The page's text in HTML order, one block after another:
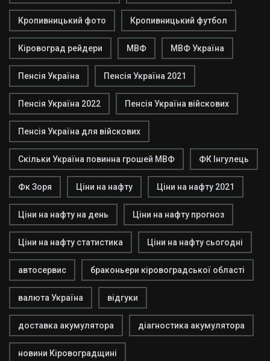
Кропивницький фото Кропивницький футбол
Кіровоград рейдери МВФ МВФ Україна
Пенсія Україна Пенсія Україна 2021
Пенсія Україна 2022 Пенсія Україна війскових
Пенсія Україна для війскових
Скільки Україна повинна грошей МВФ ФК Інгулець
Фк Зоря Ціни на нафту Ціни на нафту 2021
Ціни на нафту на день Ціни на нафту прогноз
Ціни на нафту статистика Ціни на нафту сьогодні
автосервис браконьери кіровоградської області
валюта Україна відгуки
доставка акумулятора діагностика акумулятора
новини Кіровоградщині